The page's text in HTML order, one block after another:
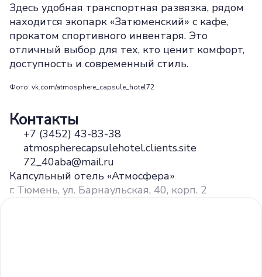
Здесь удобная транспортная развязка, рядом
находится экопарк «Затюменский» с кафе,
прокатом спортивного инвентаря. Это
отличный выбор для тех, кто ценит комфорт,
доступность и современный стиль.
Фото: vk.com/atmosphere_capsule_hotel72
Контакты
+7 (3452) 43-83-38
atmospherecapsulehotel.clients.site
72_40aba@mail.ru
Капсульный отель «Атмосфера»
г. Тюмень, ул. ​Барнаульская, 40, корп. 2